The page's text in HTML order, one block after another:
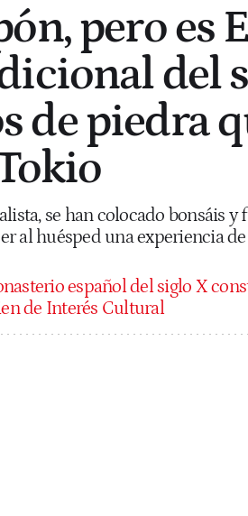
pero es
del
de piedra
se han colocado bonsáis y
al huésped una experiencia
español del siglo X
de Interés Cultural